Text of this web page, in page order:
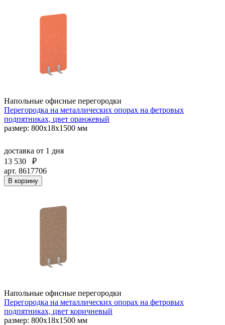
Напольные офисные перегородки
Перегородка на металлических опорах на фетровых
подпятниках, цвет оранжевый
размер: 800x18x1500 мм
доставка от 1 дня
13 530
₽
арт. 8617706
В корзину
Напольные офисные перегородки
Перегородка на металлических опорах на фетровых
подпятниках, цвет коричневый
размер: 800x18x1500 мм